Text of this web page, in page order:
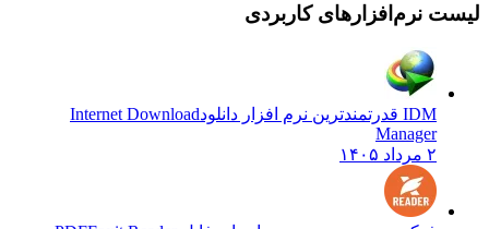
نرم‌افزارهای کاربردی
IDM قدرتمندترین نرم افزار دانلود
Internet Download
Manager